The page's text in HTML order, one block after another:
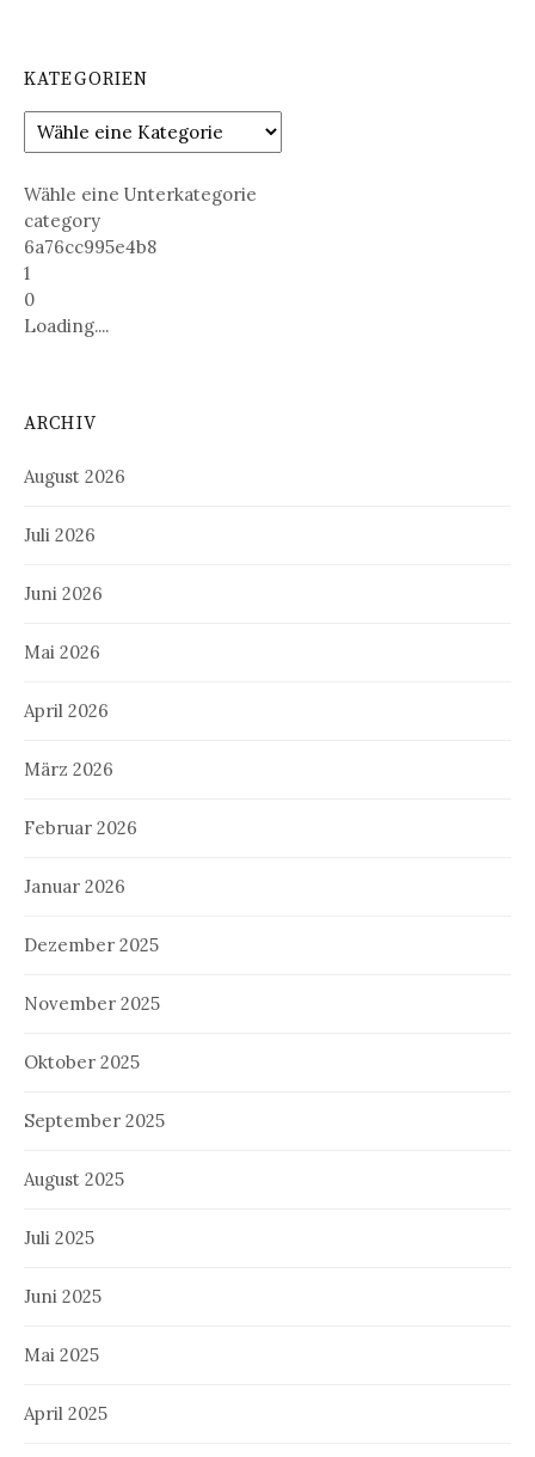
KATEGORIEN
Wähle eine Unterkategorie
category
6a76cc995e4b8
1
0
Loading....
ARCHIV
August 2026
Juli 2026
Juni 2026
Mai 2026
April 2026
März 2026
Februar 2026
Januar 2026
Dezember 2025
November 2025
Oktober 2025
September 2025
August 2025
Juli 2025
Juni 2025
Mai 2025
April 2025